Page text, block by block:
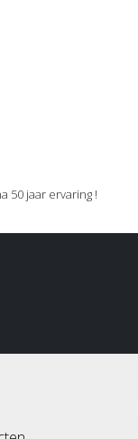
50 jaar ervaring !